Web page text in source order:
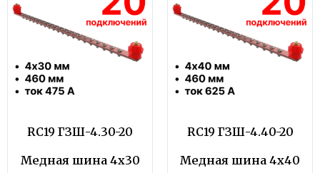
RC19 ГЗШ-4.30-20
Медная шина 4х30
RC19 ГЗШ-4.40-20
Медная шина 4х40